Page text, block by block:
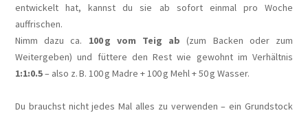
entwickelt hat, kannst du sie ab sofort einmal pro Woche
auffrischen.
Nimm dazu ca. 100 g vom Teig ab (zum Backen oder zum
Weitergeben) und füttere den Rest wie gewohnt im Verhältnis
1:1:0.5– also z. B. 100 g Madre + 100 g Mehl + 50 g Wasser.
Du brauchst nicht jedes Mal alles zu verwenden – ein Grundstock